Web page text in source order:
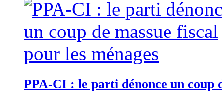
PPA-CI : le parti dénonce un coup